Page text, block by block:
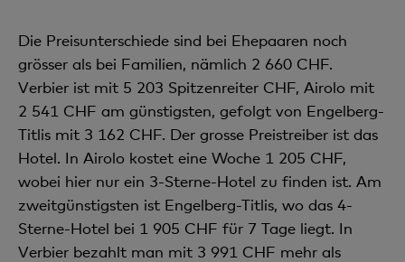
Die Preisunterschiede sind bei Ehepaaren noch
grösser als bei Familien, nämlich 2 660 CHF.
Verbier ist mit 5 203 Spitzenreiter CHF, Airolo mit
2 541 CHF am günstigsten, gefolgt von Engelberg-
Titlis mit 3 162 CHF. Der grosse Preistreiber ist das
Hotel. In Airolo kostet eine Woche 1 205 CHF,
wobei hier nur ein 3-Sterne-Hotel zu finden ist. Am
zweitgünstigsten ist Engelberg-Titlis, wo das 4-
Sterne-Hotel bei 1 905 CHF für 7 Tage liegt. In
Verbier bezahlt man mit 3 991 CHF mehr als